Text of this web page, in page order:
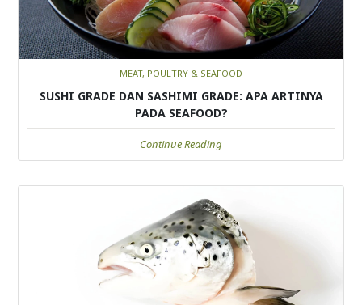
MEAT, POULTRY & SEAFOOD
SUSHI GRADE DAN SASHIMI GRADE: APA ARTINYA
PADA SEAFOOD?
Continue Reading